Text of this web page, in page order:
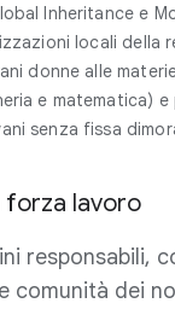
forza lavoro
responsabili,
comunità dei
Inheritance e
locali della
donne alle
e matematica)
senza fissa